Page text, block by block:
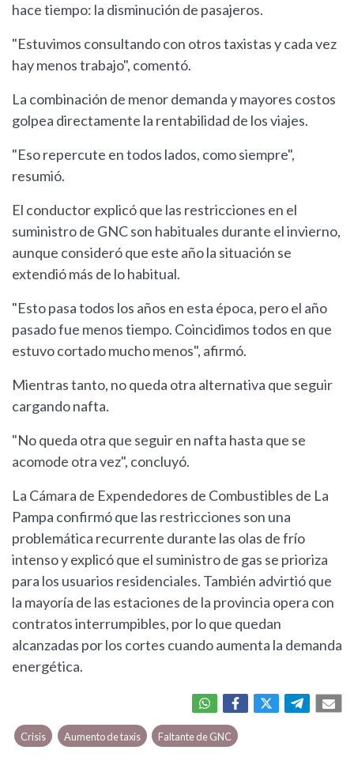
hace tiempo: la disminución de pasajeros.
"Estuvimos consultando con otros taxistas y cada vez
hay menos trabajo", comentó.
La combinación de menor demanda y mayores costos
golpea directamente la rentabilidad de los viajes.
"Eso repercute en todos lados, como siempre",
resumió.
El conductor explicó que las restricciones en el
suministro de GNC son habituales durante el invierno,
aunque consideró que este año la situación se
extendió más de lo habitual.
"Esto pasa todos los años en esta época, pero el año
pasado fue menos tiempo. Coincidimos todos en que
estuvo cortado mucho menos", afirmó.
Mientras tanto, no queda otra alternativa que seguir
cargando nafta.
"No queda otra que seguir en nafta hasta que se
acomode otra vez", concluyó.
La Cámara de Expendedores de Combustibles de La
Pampa confirmó que las restricciones son una
problemática recurrente durante las olas de frío
intenso y explicó que el suministro de gas se prioriza
para los usuarios residenciales. También advirtió que
la mayoría de las estaciones de la provincia opera con
contratos interrumpibles, por lo que quedan
alcanzadas por los cortes cuando aumenta la demanda
energética.
Crisis Aumento de taxis Faltante de GNC